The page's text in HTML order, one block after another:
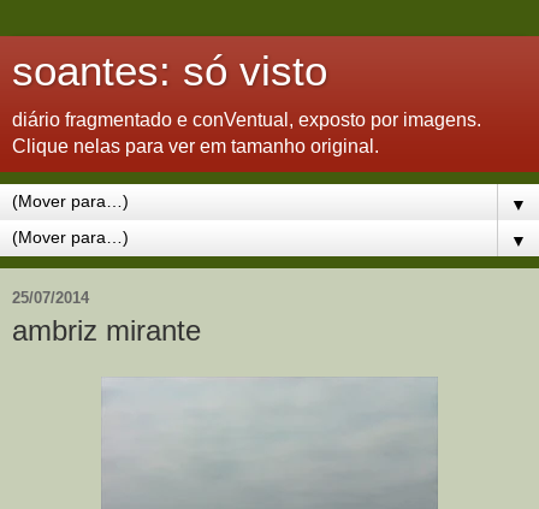
soantes: só visto
diário fragmentado e conVentual, exposto por imagens.
Clique nelas para ver em tamanho original.
▼
▼
25/07/2014
ambriz mirante